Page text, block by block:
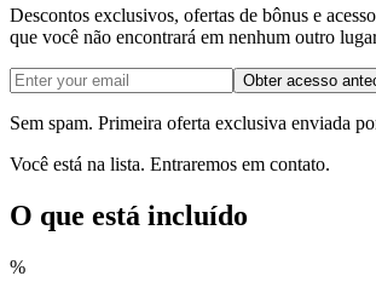
Descontos exclusivos, ofertas de bônus e
que você não encontrará em nenhum outro
Obter acesso
Sem spam. Primeira oferta exclusiva enviada
Você está na lista. Entraremos em contato.
O que está incluído
%